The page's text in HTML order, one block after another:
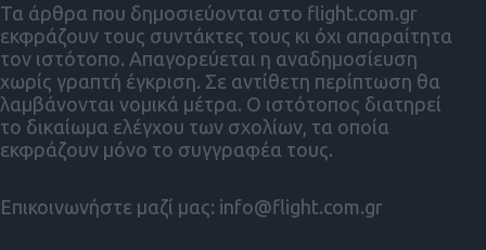
Τα άρθρα που δημοσιεύονται στο flight.com.gr
εκφράζουν τους συντάκτες τους κι όχι απαραίτητα
τον ιστότοπο. Απαγορεύεται η αναδημοσίευση
χωρίς γραπτή έγκριση. Σε αντίθετη περίπτωση θα
λαμβάνονται νομικά μέτρα. Ο ιστότοπος διατηρεί
το δικαίωμα ελέγχου των σχολίων, τα οποία
εκφράζουν μόνο το συγγραφέα τους.
Επικοινωνήστε μαζί μας: info@flight.com.gr